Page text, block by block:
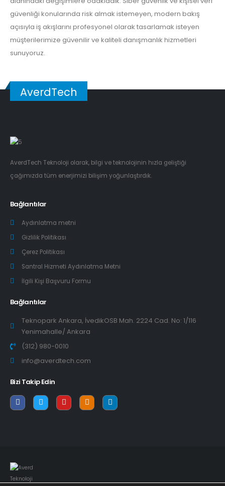
güvenliği konularında risk almak istemeyen, modern bakış
açısıyla iş akışlarını profesyonel olarak tasarlamak isteyen
müşterilerimize güvenilir ve kaliteli danışmanlık hizmetleri
sunuyoruz.
AverdTech
AverdTech Teknoloji olarak, bilgi ve teknolojinin hızla geliştiği
çağımızda tüm enerjimizi bilişim yoğunlaştırdık.
Bağlantılar
Aydınlatma metni
Gizlilik Politikası
Çerez Politikası
Santral Hizmeti Aydınlatma Metni
İlgili Kişi Başvuru Formu
Bağlantılar
Teknopark Ankara, İvedikOSB Mah. 2224 Cad. No: 1/116
Yenimahalle/ Ankara
(312) 980-0010
info@averdtech.com
Bizi Takip Edin